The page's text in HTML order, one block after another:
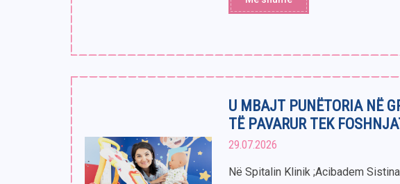
U MBAJT PUNËTORIA NË
TË PAVARUR TEK
29.07.2026
Në Spitalin Klinik ;Acibadem